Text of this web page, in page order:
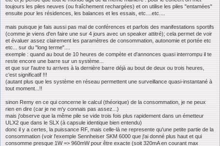
toujours les piles neuves (ou fraîchement rechargées) et on utilise les piles "entamées"
ensuite pour les résidences, les balances et les essais, etc....etc....
mais puisque je fais aussi pas mal de conférences et parfois des manifestations sportifs
(comme je viens d'en faire une sur 4 jours avec un speaker attitré); cela permet de voir
et évaluer assez clairement les paramètres de consommation, autonomie et portée etc
etc... sur du "long terme"....
exemple : quand au bout de 10 heures de compète et d'annonces quasi interrompu il te
reste encore une barre sur un système...
et que sur l'autre tu arrives à la dernière barre déjà au bout de deux ou trois heures,
c'est significatif !!!
(autant plus que les système en réseau permettent une surveillance quasi-instantané à
tout moment...!!
sinon Remy en ce qui concerne le calcul (théorique) de la consommation, je ne peux
rien en dire (car je ne m'y connais pas assez...)
mais j'observe que la même pile se vide trois fois plus rapidement dans un émetteur
ULX2 que dans le SLX (à capsule identique bien entendu)
donc il y a certes, la puissance RF, mais celle-là ne represente qu'une petite partie de la
consommation (voir l'exemple Sennheiser SKM 6000 que j'ai donné plus haut et qui
consomme presque 1W => 960mW pour être exacte (soit 320mA en courant max